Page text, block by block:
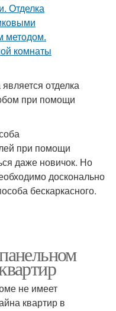
отделка
при помощи
при помощи
даже новичок. Но
досконально
бескаркасного.
не имеет
квартир в